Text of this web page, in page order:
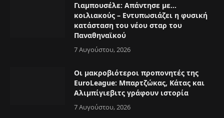
Γιαμπουσέλε: Απάντησε με…
κοιλιακούς – Εντυπωσιάζει η φυσική
κατάσταση του νέου σταρ του
Παναθηναϊκού
7 Αυγούστου, 2026
Οι μακροβιότεροι προπονητές της
EuroLeague: Μπαρτζώκας, Κάτας και
Αλιμπίγιεβιτς γράφουν ιστορία
7 Αυγούστου, 2026